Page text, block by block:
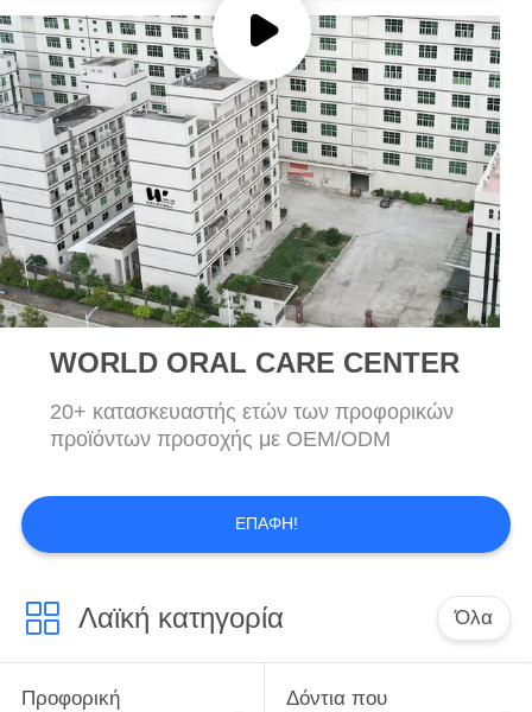
ΧΆΡΤΗΣ
ΙΣΤΌΤΟΠΟΥ
ΠΟΛΙΤΙΚΉ
ΜΥΣΤΙΚΌΤΗΤΑΣ
WORLD ORAL CARE CENTER
20+ κατασκευαστής ετών των προφορικών
προϊόντων προσοχής με OEM/ODM
ΕΠΑΦΉ!
Λαϊκή κατηγορία Όλα
Προφορική
Δόντια που